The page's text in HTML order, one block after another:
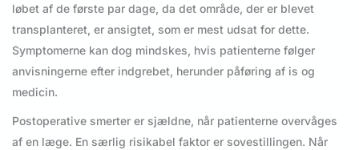
løbet af de første par dage, da det område, der er blevet
transplanteret, er ansigtet, som er mest udsat for dette.
Symptomerne kan dog mindskes, hvis patienterne følger
anvisningerne efter indgrebet, herunder påføring af is og
medicin.
Postoperative smerter er sjældne, når patienterne overvåges
af en læge. En særlig risikabel faktor er sovestillingen. Når